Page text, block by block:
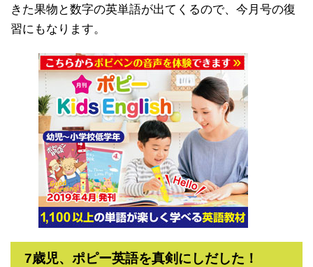
きた果物と数字の英単語が出てくるので、今月号の復
習にもなります。
7歳児、ポピー英語を真剣にしだした！